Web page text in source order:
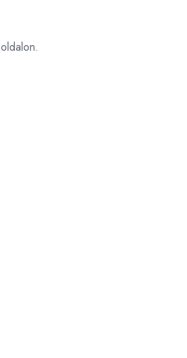
oldalon.